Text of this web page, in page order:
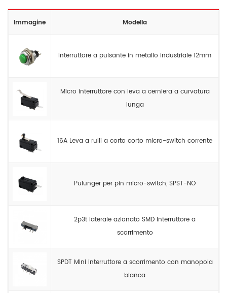
Immagine Modella
Interruttore a pulsante in metallo industriale 12mm
Micro interruttore con leva a cerniera a curvatura
lunga
16A Leva a rulli a corto corto micro-switch corrente
Pulunger per pin micro-switch, SPST-NO
2p3t laterale azionato SMD Interruttore a
scorrimento
SPDT Mini interruttore a scorrimento con manopola
bianca